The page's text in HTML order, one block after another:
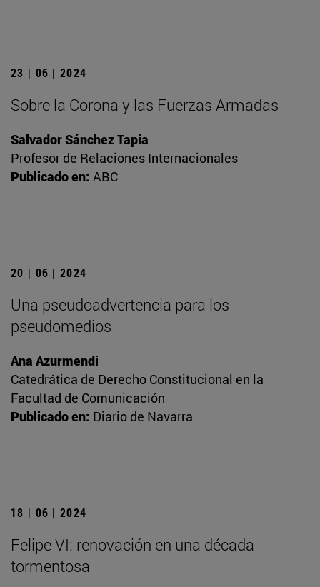
23 | 06 | 2024
Sobre la Corona y las Fuerzas Armadas
Salvador Sánchez Tapia
Profesor de Relaciones Internacionales
Publicado en: ABC
20 | 06 | 2024
Una pseudoadvertencia para los
pseudomedios
Ana Azurmendi
Catedrática de Derecho Constitucional en la
Facultad de Comunicación
Publicado en: Diario de Navarra
18 | 06 | 2024
Felipe VI: renovación en una década
tormentosa